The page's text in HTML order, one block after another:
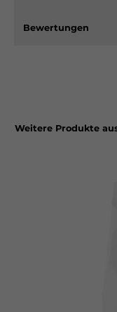
Bewertungen
Weitere Produkte